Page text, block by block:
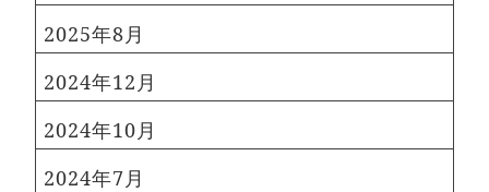
2025年8月
2024年12月
2024年10月
2024年7月